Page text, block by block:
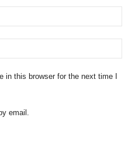
this browser for the next time I
email.